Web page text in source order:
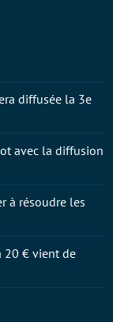
diffusée la 3e
avec la diffusion
à résoudre les
20 € vient de